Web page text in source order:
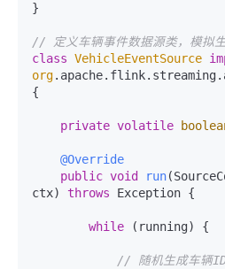
}
// 定义车辆事件数据源类，模拟
class VehicleEventSource
org
{
private volatile
@Override
public void run
ctx)
throws Exception {
while (running) {
// 随机生成车辆ID